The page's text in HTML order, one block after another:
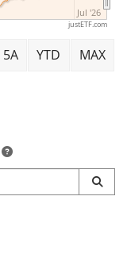
Jul '26
justETF.com
5A YTD MAX